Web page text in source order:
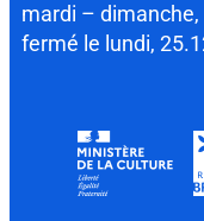
mardi – dimanche,
fermé le lundi,